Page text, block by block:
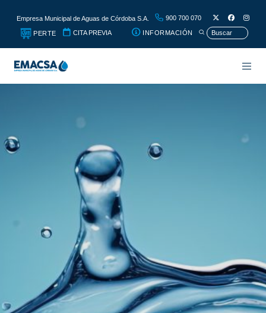
Empresa Municipal de Aguas de Córdoba S.A. 900 700 070
PERTE CITA PREVIA INFORMACIÓN